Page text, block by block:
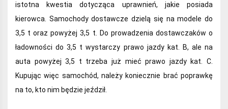
istotna kwestia dotycząca uprawnień, jakie posiada
kierowca. Samochody dostawcze dzielą się na modele do
3,5 t oraz powyżej 3,5 t. Do prowadzenia dostawczaków o
ładowności do 3,5 t wystarczy prawo jazdy kat. B, ale na
auta powyżej 3,5 t trzeba już mieć prawo jazdy kat. C.
Kupując więc samochód, należy koniecznie brać poprawkę
na to, kto nim będzie jeździł.